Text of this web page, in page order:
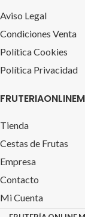
Aviso Legal
Condiciones Venta
Política Cookies
Política Privacidad
Tienda
Cestas de Frutas
Empresa
Contacto
Mi Cuenta